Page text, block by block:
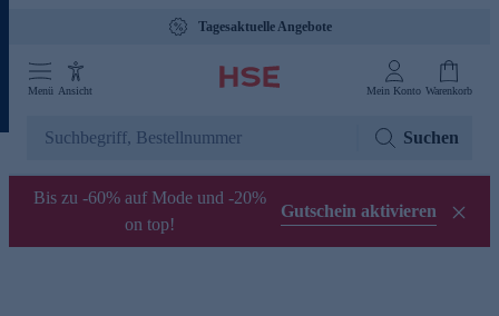
Tagesaktuelle Angebote
Menü Ansicht Mein Konto Warenkorb
Suchen
Bis zu -60% auf Mode und -20%
on top!
Gutschein aktivieren